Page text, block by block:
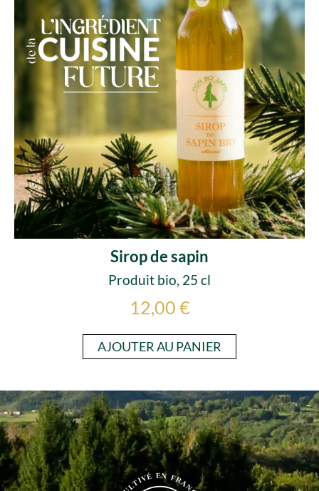
Sirop de sapin
Produit bio, 25 cl
12,00 €
AJOUTER AU PANIER